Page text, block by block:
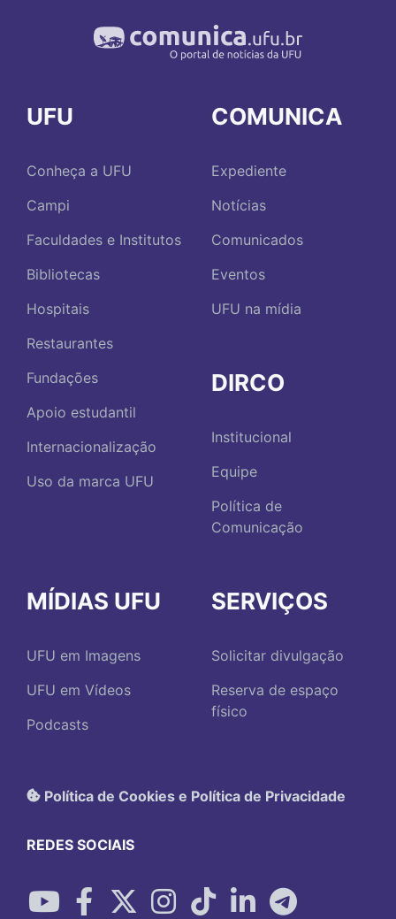
UFU
Conheça a UFU
Campi
Faculdades e Institutos
Bibliotecas
Hospitais
Restaurantes
Fundações
Apoio estudantil
Internacionalização
Uso da marca UFU
COMUNICA
Expediente
Notícias
Comunicados
Eventos
UFU na mídia
DIRCO
Institucional
Equipe
Política de
Comunicação
MÍDIAS UFU
UFU em Imagens
UFU em Vídeos
Podcasts
SERVIÇOS
Solicitar divulgação
Reserva de espaço
físico
Política de Cookies e Política de Privacidade
REDES SOCIAIS